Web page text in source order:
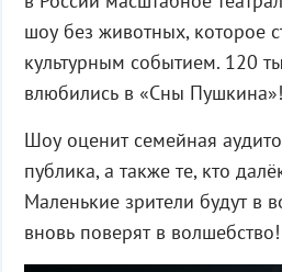
шоу без животных, которое
культурным событием. 120
влюбились в «Сны Пушкина»!
Шоу оценит семейная
публика, а также те, кто
Маленькие зрители будут в
вновь поверят в волшебство!